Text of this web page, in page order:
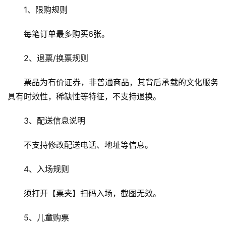
1、限购规则
每笔订单最多购买6张。
2、退票/换票规则
票品为有价证券，非普通商品，其背后承载的文化服务
具有时效性，稀缺性等特征，不支持退换。
3、配送信息说明
不支持修改配送电话、地址等信息。
4、入场规则
须打开【票夹】扫码入场，截图无效。
5、儿童购票